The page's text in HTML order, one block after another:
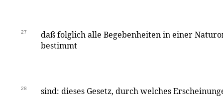
27
daß folglich alle Begebenheiten in einer
bestimmt
28
sind: dieses Gesetz, durch welches